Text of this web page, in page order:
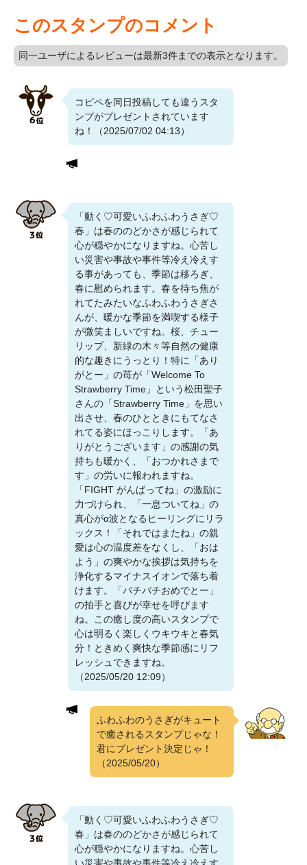
このスタンプのコメント
同一ユーザによるレビューは最新3件までの表示となります。
コピペを同日投稿しても違うスタ
ンプがプレゼントされています
ね！（2025/07/02 04:13）
「動く♡可愛いふわふわうさぎ♡
春」は春ののどかさが感じられて
心が穏やかになりますね。心苦し
い災害や事故や事件等冷え冷えす
る事があっても、季節は移ろぎ、
春に慰められます。春を待ち焦が
れてたみたいなふわふわうさぎさ
んが、暖かな季節を満喫する様子
が微笑ましいですね。桜、チュー
リップ、新緑の木々等自然の健康
的な趣きにうっとり！特に「あり
がとー」の苺が「Welcome To
Strawberry Time」という松田聖子
さんの「Strawberry Time」を思い
出させ、春のひとときにもてなさ
れてる姿にほっこりします。「あ
りがとうございます」の感謝の気
持ちも暖かく、「おつかれさまで
す」の労いに報われますね。
「FIGHT がんばってね」の激励に
力づけられ、「一息ついてね」の
真心がα波となるヒーリングにリラ
ックス！「それではまたね」の親
愛は心の温度差をなくし、「おは
よう」の爽やかな挨拶は気持ちを
浄化するマイナスイオンで落ち着
けます。「パチパチおめでとー」
の拍手と喜びが幸せを呼びます
ね。この癒し度の高いスタンプで
心は明るく楽しくウキウキと春気
分！ときめく爽快な季節感にリフ
レッシュできますね。
（2025/05/20 12:09）
ふわふわのうさぎがキュート
で癒されるスタンプじゃな！
君にプレゼント決定じゃ！
（2025/05/20）
「動く♡可愛いふわふわうさぎ♡
春」は春ののどかさが感じられて
心が穏やかになりますね。心苦し